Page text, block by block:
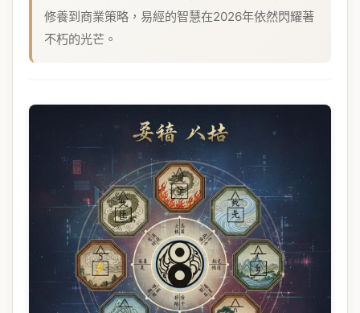
修養到商業策略，易經的智慧在2026年依然閃耀著
不朽的光芒。